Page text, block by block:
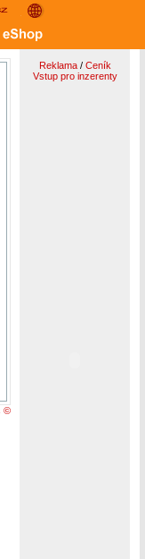
©
Reklama/ Ceník
Vstup pro inzerenty